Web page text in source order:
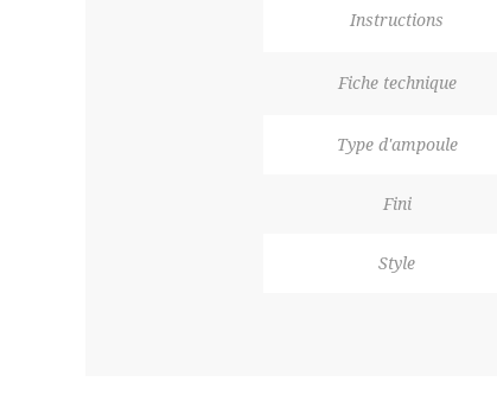
Instructions
Fiche technique
Type d'ampoule
Fini
Style